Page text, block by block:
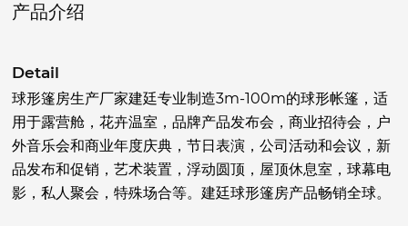
产品介绍
Detail
球形篷房生产厂家建廷专业制造3m-100m的球形帐篷，适
用于露营舱，花卉温室，品牌产品发布会，商业招待会，户
外音乐会和商业年度庆典，节日表演，公司活动和会议，新
品发布和促销，艺术装置，浮动圆顶，屋顶休息室，球幕电
影，私人聚会，特殊场合等。建廷球形篷房产品畅销全球。